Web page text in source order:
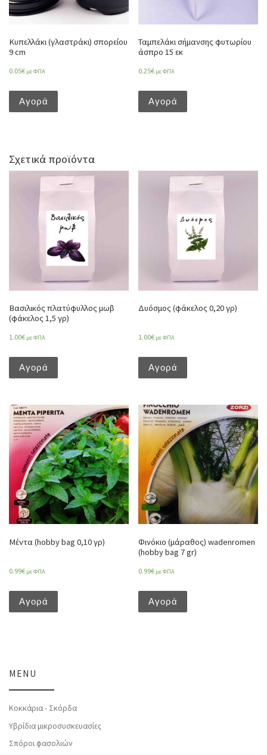
Κυπελλάκι (γλαστράκι) σπορείου
9 cm
0.05€ με ΦΠΑ
Αγορά
Ταμπελάκι σήμανσης φυτωρίου
άσπρο 15 εκ
0.25€ με ΦΠΑ
Αγορά
Σχετικά προϊόντα
Βασιλικός πλατύφυλλος μωβ
(φάκελος 1,5 γρ)
1.00€ με ΦΠΑ
Αγορά
Δυόσμος (φάκελος 0,20 γρ)
1.00€ με ΦΠΑ
Αγορά
Μέντα (hobby bag 0,10 γρ)
0.99€ με ΦΠΑ
Αγορά
Φινόκιο (μάραθος) wadenromen
(hobby bag 7 gr)
0.99€ με ΦΠΑ
Αγορά
MENU
Κοκκάρια - Σκόρδα
Υβρίδια μικροσυσκευασίες
Σπόροι φασολιών